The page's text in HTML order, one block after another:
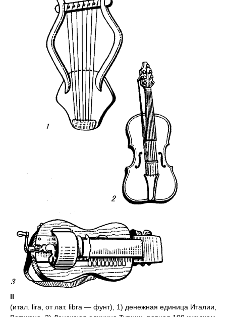
II
(итал. lira, от лат. libra — фунт), 1) денежная единица Италии,